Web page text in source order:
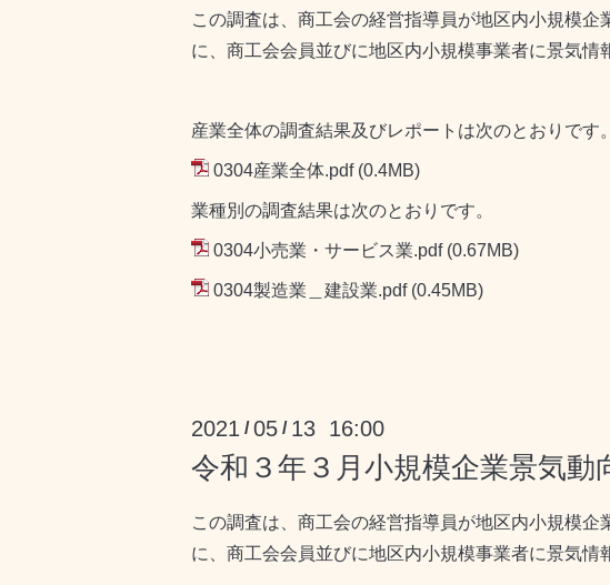
この調査は、商工会の経営指導員が地区内小規模
に、商工会会員並びに地区内小規模事業者に景気情
産業全体の調査結果及びレポートは次のとおりです。
0304産業全体.pdf (0.4MB)
業種別の調査結果は次のとおりです。
0304小売業・サービス業.pdf (0.67MB)
0304製造業＿建設業.pdf (0.45MB)
2021 /05 / 13 16:00
令和３年３月小規模企業景気動
この調査は、商工会の経営指導員が地区内小規模
に、商工会会員並びに地区内小規模事業者に景気情